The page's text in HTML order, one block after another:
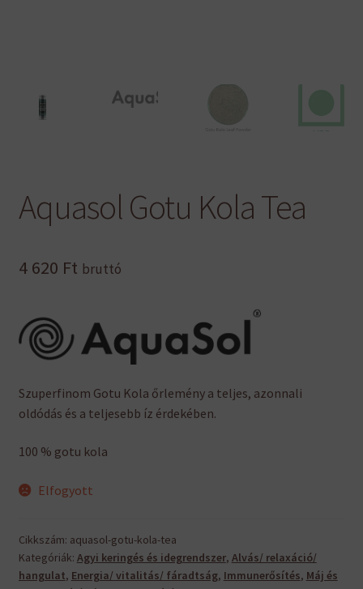
Aquasol Gotu Kola Tea
4 620 Ft bruttó
Szuperfinom Gotu Kola őrlemény a teljes, azonnali
oldódás és a teljesebb íz érdekében.
100 % gotu kola
Elfogyott
Cikkszám: aquasol-gotu-kola-tea
Kategóriák: Agyi keringés és idegrendszer, Alvás/ relaxáció/
hangulat, Energia/ vitalitás/ fáradtság, Immunerősítés, Máj és